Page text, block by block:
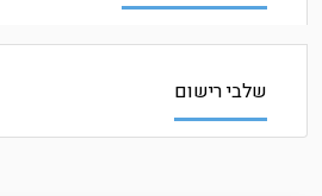
שלבי רישום